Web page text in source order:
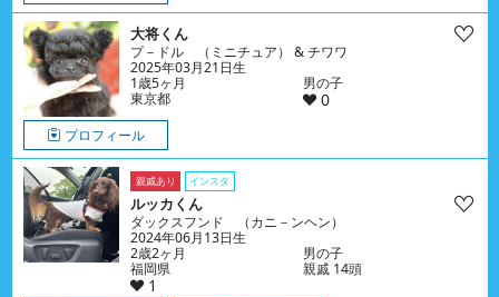
大将くん
プ－ドル （ミニチュア） & チワワ
2025年03月21日生
1歳5ヶ月
男の子
東京都
0
プロフィール
親戚あり インスタ
ルッカくん
ダックスフンド （カニ－ンヘン）
2024年06月13日生
2歳2ヶ月
男の子
福岡県
親戚 14頭
1